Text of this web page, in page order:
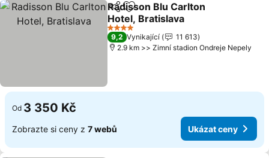
SdíletPřidat na seznam oblíbených
Radisson Blu Carlton
Hotel, Bratislava
Ukázat ceny
4 Počet hvězdiček
9,2 Vynikající
11 613
2.9 km >> Zimní stadion Ondreje Nepely
Od 3 350 Kč
Zobrazte si ceny z 7 webů Ukázat ceny